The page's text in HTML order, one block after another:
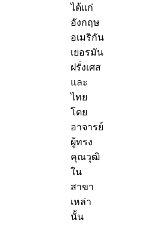
ได้แก่
อังกฤษ
อเมริกัน
เยอรมัน
ฝรั่งเศส
และ
ไทย
โดย
อาจารย์
ผู้ทรง
คุณวุฒิ
ใน
สาขา
เหล่า
นั้น